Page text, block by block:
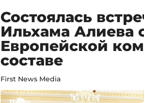
Состоялась
Ильхама Алиева
Европейской
составе
First News Media